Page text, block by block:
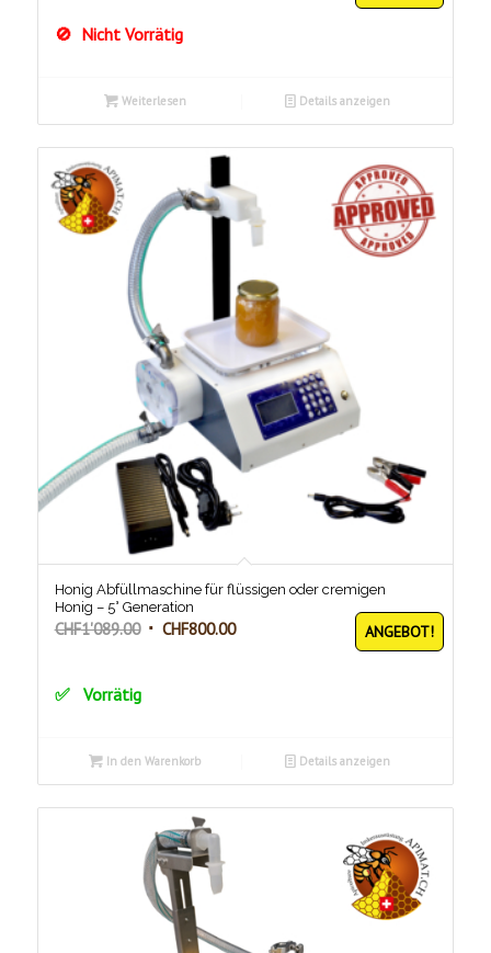
CHF3'693.00
Nicht Vorrätig
Weiterlesen Details anzeigen
Honig Abfüllmaschine für flüssigen oder cremigen
Honig – 5° Generation
CHF1'089.00 Ursprünglicher
CHF800.00Aktueller
ANGEBOT!
Vorrätig
In den Warenkorb Details anzeigen